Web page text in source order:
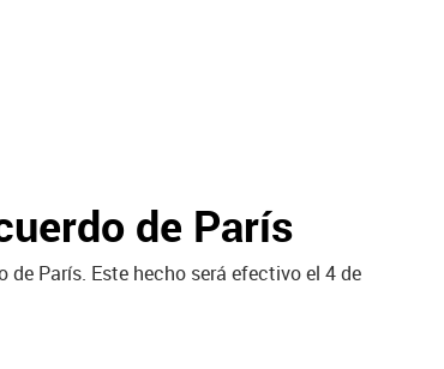
de París
París. Este hecho será efectivo el 4 de